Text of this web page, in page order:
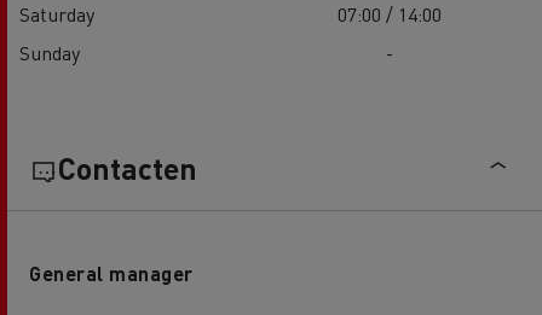
Saturday
07:00 / 14:00
Sunday
-
Contacten
General manager